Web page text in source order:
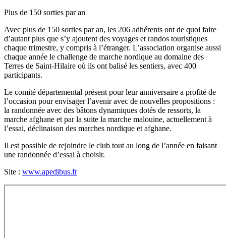
Plus de 150 sorties par an
Avec plus de 150 sorties par an, les 206 adhérents ont de quoi faire
d’autant plus que s’y ajoutent des voyages et randos touristiques
chaque trimestre, y compris à l’étranger. L’association organise aussi
chaque année le challenge de marche nordique au domaine des
Terres de Saint-Hilaire où ils ont balisé les sentiers, avec 400
participants.
Le comité départemental présent pour leur anniversaire a profité de
l’occasion pour envisager l’avenir avec de nouvelles propositions :
la randonnée avec des bâtons dynamiques dotés de ressorts, la
marche afghane et par la suite la marche malouine, actuellement à
l’essai, déclinaison des marches nordique et afghane.
Il est possible de rejoindre le club tout au long de l’année en faisant
une randonnée d’essai à choisir.
Site : www.apedibus.fr